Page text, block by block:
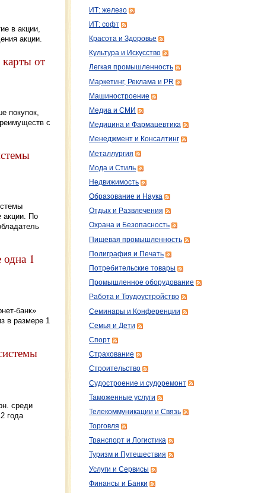
в акции,
акции.
от
покупок,
с
акции. По
1
банк»
в размере 1
среди
года
ИТ: железо
ИТ: софт
Красота и Здоровье
Культура и Искусство
Легкая промышленность
Маркетинг, Реклама и PR
Машиностроение
Медиа и СМИ
Медицина и Фармацевтика
Менеджмент и Консалтинг
Металлургия
Мода и Стиль
Недвижимость
Образование и Наука
Отдых и Развлечения
Охрана и Безопасность
Пищевая промышленность
Полиграфия и Печать
Потребительские товары
Промышленное оборудование
Работа и Трудоустройство
Семинары и Конференции
Семья и Дети
Спорт
Страхование
Строительство
Судостроение и судоремонт
Таможенные услуги
Телекоммуникации и Связь
Торговля
Транспорт и Логистика
Туризм и Путешествия
Услуги и Сервисы
Финансы и Банки